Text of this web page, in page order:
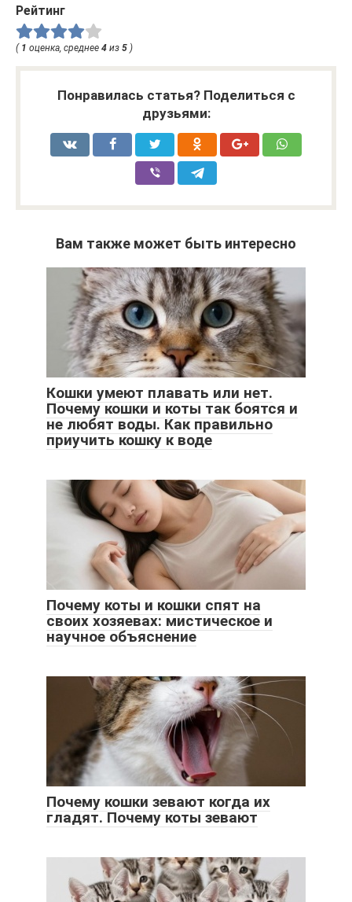
Рейтинг
( 1 оценка, среднее 4 из 5 )
Понравилась статья? Поделиться с
друзьями:
Вам также может быть интересно
Кошки умеют плавать или нет.
Почему кошки и коты так боятся и
не любят воды. Как правильно
приучить кошку к воде
Почему коты и кошки спят на
своих хозяевах: мистическое и
научное объяснение
Почему кошки зевают когда их
гладят. Почему коты зевают